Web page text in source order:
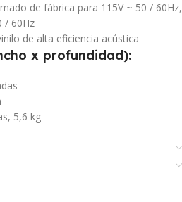
de fábrica para 115V ~ 50 / 60Hz,
/ 60Hz
de alta eficiencia acústica
x profundidad):
5,6 kg